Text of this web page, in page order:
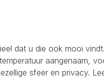
dat u die ook mooi
aangenaam,
sfeer en privacy.